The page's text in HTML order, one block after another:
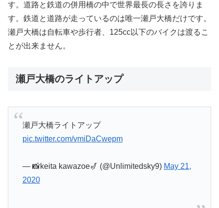
す。道路と鉄道の併用橋の中で世界最長の長さを誇りま
す。鉄道と道路が走っているのは唯一瀬戸大橋だけです。
瀬戸大橋は自転車や歩行者、125cc以下のバイクは渡るこ
とが出来ません。
瀬戸大橋のライトアップ
瀬戸大橋ライトアップ
pic.twitter.com/vmiDaCwepm
— 📸keita kawazoe🎷 (@Unlimitedsky9) May 21,
2020